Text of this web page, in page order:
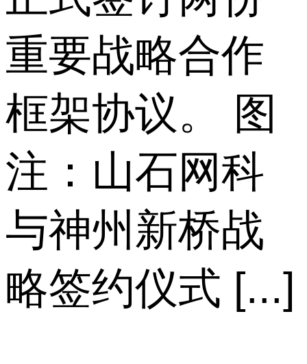
重要战略合作
框架协议。 图
注：山石网科
与神州新桥战
略签约仪式 [...]